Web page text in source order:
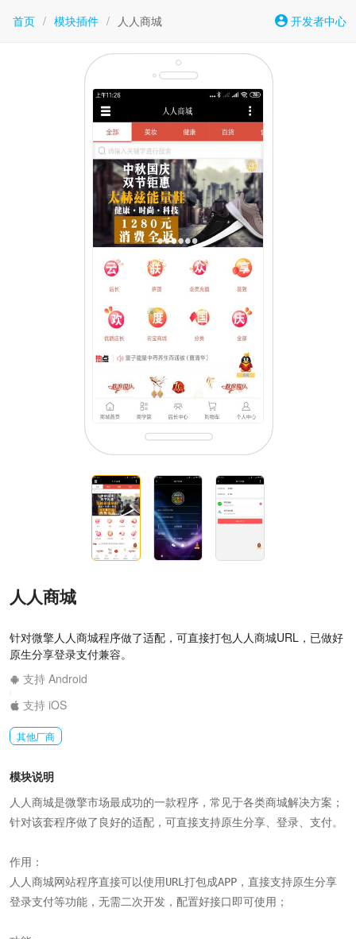
首页 / 模块插件 / 人人商城 开发者中心
人人商城
针对微擎人人商城程序做了适配，可直接打包人人商城URL，已做好
原生分享登录支付兼容。
支持 Android
支持 iOS
其他厂商
模块说明
人人商城是微擎市场最成功的一款程序，常见于各类商城解决方案；
针对该套程序做了良好的适配，可直接支持原生分享、登录、支付。
作用：
人人商城网站程序直接可以使用URL打包成APP，直接支持原生分享
登录支付等功能，无需二次开发，配置好接口即可使用；